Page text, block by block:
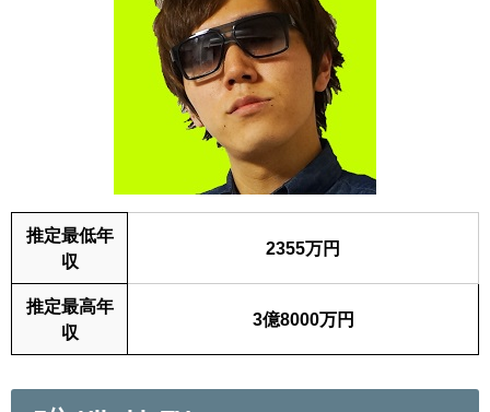
推定最低年
収
2355万円
推定最高年
収
3億8000万円